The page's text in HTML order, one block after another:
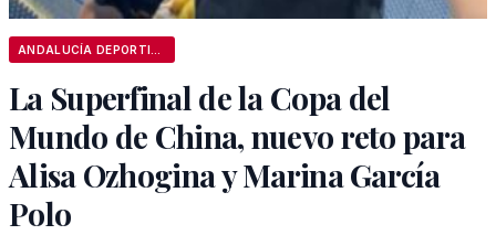
La Superfinal de la Copa del
Mundo de China, nuevo reto para
Alisa Ozhogina y Marina García
Polo